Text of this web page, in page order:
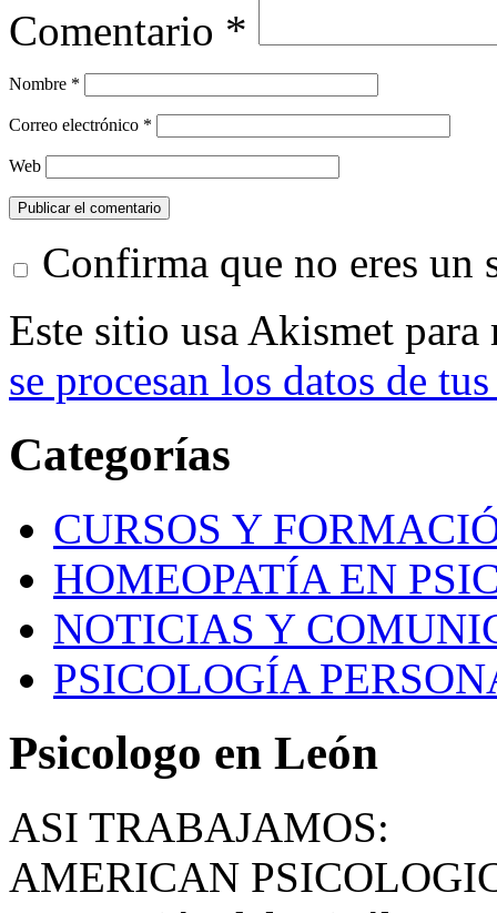
Comentario *
Nombre *
Correo electrónico *
Web
Confirma que no eres un
Este sitio usa Akismet
se procesan los datos de
Categorías
CURSOS Y
HOMEOPATÍA EN
NOTICIAS Y
PSICOLOGÍA
Psicologo en León
ASI TRABAJAMOS:
AMERICAN